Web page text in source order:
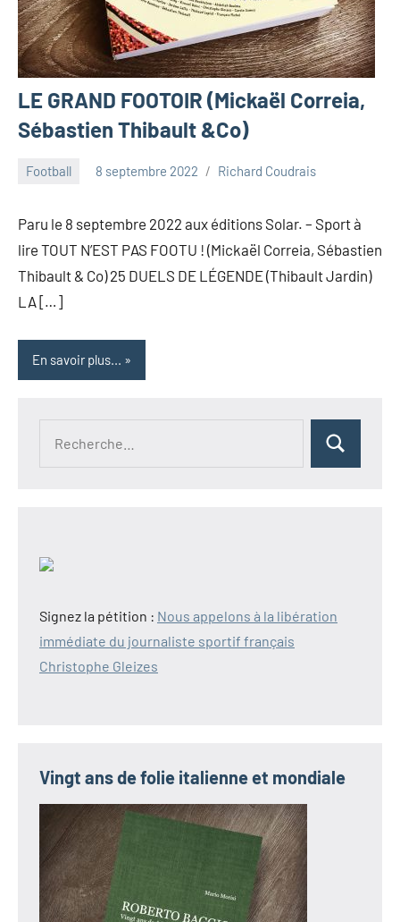
LE GRAND FOOTOIR (Mickaël Correia,
Sébastien Thibault &Co)
Football 8 septembre 2022 Richard Coudrais
Paru le 8 septembre 2022 aux éditions Solar. – Sport à
lire TOUT N’EST PAS FOOTU ! (Mickaël Correia, Sébastien
Thibault & Co) 25 DUELS DE LÉGENDE (Thibault Jardin)
LA […]
En savoir plus...
Rechercher
Signez la pétition : Nous appelons à la libération
immédiate du journaliste sportif français
Christophe Gleizes
Vingt ans de folie italienne et mondiale